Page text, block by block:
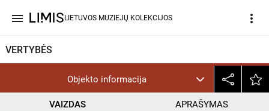
menu LIETUVOS MUZIEJŲ KOLEKCIJOS more_vert
VERTYBĖS
Objekto informacija
VAIZDAS APRAŠYMAS
CC BY-NC